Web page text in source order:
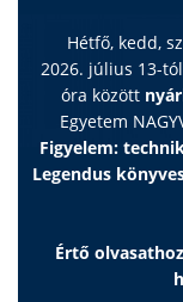
Hétfő, kedd,
2026. július 13-
óra között
Egyetem
Figyelem:
Legendus
Értő